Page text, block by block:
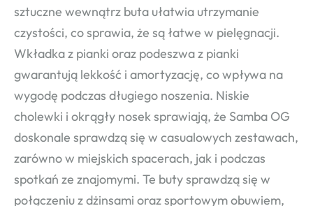
sztuczne wewnątrz buta ułatwia utrzymanie
czystości, co sprawia, że są łatwe w pielęgnacji.
Wkładka z pianki oraz podeszwa z pianki
gwarantują lekkość i amortyzację, co wpływa na
wygodę podczas długiego noszenia. Niskie
cholewki i okrągły nosek sprawiają, że Samba OG
doskonale sprawdzą się w casualowych zestawach,
zarówno w miejskich spacerach, jak i podczas
spotkań ze znajomymi. Te buty sprawdzą się w
połączeniu z dżinsami oraz sportowym obuwiem,